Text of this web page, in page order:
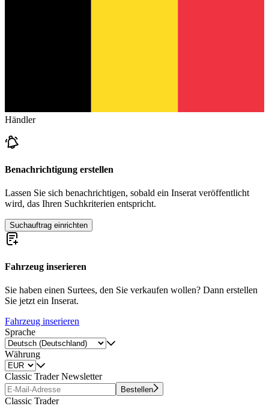
Händler
Benachrichtigung erstellen
Lassen Sie sich benachrichtigen, sobald ein Inserat veröffentlicht
wird, das Ihren Suchkriterien entspricht.
Suchauftrag einrichten
Fahrzeug inserieren
Sie haben einen Surtees, den Sie verkaufen wollen? Dann erstellen
Sie jetzt ein Inserat.
Fahrzeug inserieren
Sprache
Währung
Classic Trader Newsletter
Bestellen
Classic Trader